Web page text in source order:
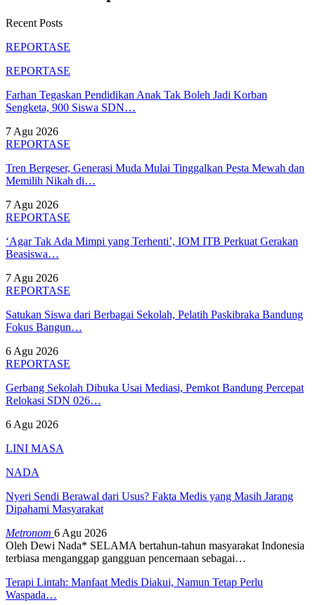
Recent Posts
REPORTASE
REPORTASE
Farhan Tegaskan Pendidikan Anak Tak Boleh Jadi Korban
Sengketa, 900 Siswa SDN…
7 Agu 2026
REPORTASE
Tren Bergeser, Generasi Muda Mulai Tinggalkan Pesta Mewah dan
Memilih Nikah di…
7 Agu 2026
REPORTASE
‘Agar Tak Ada Mimpi yang Terhenti’, IOM ITB Perkuat Gerakan
Beasiswa…
7 Agu 2026
REPORTASE
Satukan Siswa dari Berbagai Sekolah, Pelatih Paskibraka Bandung
Fokus Bangun…
6 Agu 2026
REPORTASE
Gerbang Sekolah Dibuka Usai Mediasi, Pemkot Bandung Percepat
Relokasi SDN 026…
6 Agu 2026
LINI MASA
NADA
Nyeri Sendi Berawal dari Usus? Fakta Medis yang Masih Jarang
Dipahami Masyarakat
Metronom 6 Agu 2026
Oleh Dewi Nada* SELAMA bertahun-tahun masyarakat Indonesia
terbiasa menganggap gangguan pencernaan sebagai…
Terapi Lintah: Manfaat Medis Diakui, Namun Tetap Perlu
Waspada…